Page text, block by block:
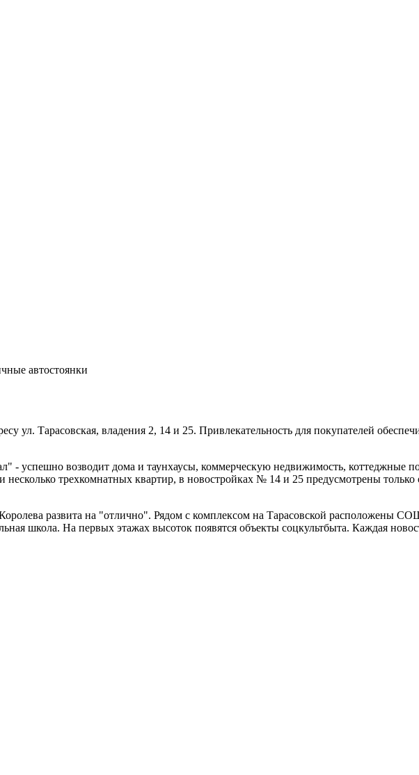
автостоянки
ул. Тарасовская, владения 2, 14 и 25. Привлекательность для покупателей
- успешно возводит дома и таунхаусы, коммерческую недвижимость, коттеджные
трехкомнатных квартир, в новостройках № 14 и 25 предусмотрены
развита на "отлично". Рядом с комплексом на Тарасовской расположены
школа. На первых этажах высоток появятся объекты соцкультбыта. Каждая